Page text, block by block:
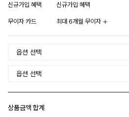
신규가입 혜택 신규가입 혜택
무이자 카드 최대 6개월 무이자
상품금액 합계